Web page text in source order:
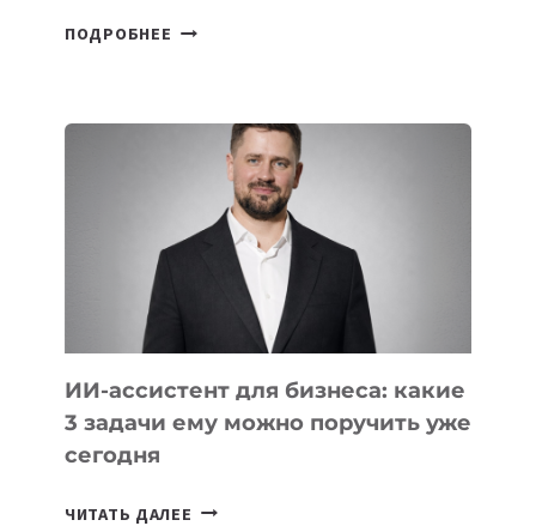
ПОДРОБНЕЕ
КОТОРЫЕ
РАЗВИВАЮТ
ТЕХНОЛОГИЧЕСКОЕ
ОБРАЗОВАНИЕ
ТАДЖИКИСТАНА
ИИ-ассистент для бизнеса: какие
3 задачи ему можно поручить уже
сегодня
ЧИТАТЬ ДАЛЕЕ ИИ-